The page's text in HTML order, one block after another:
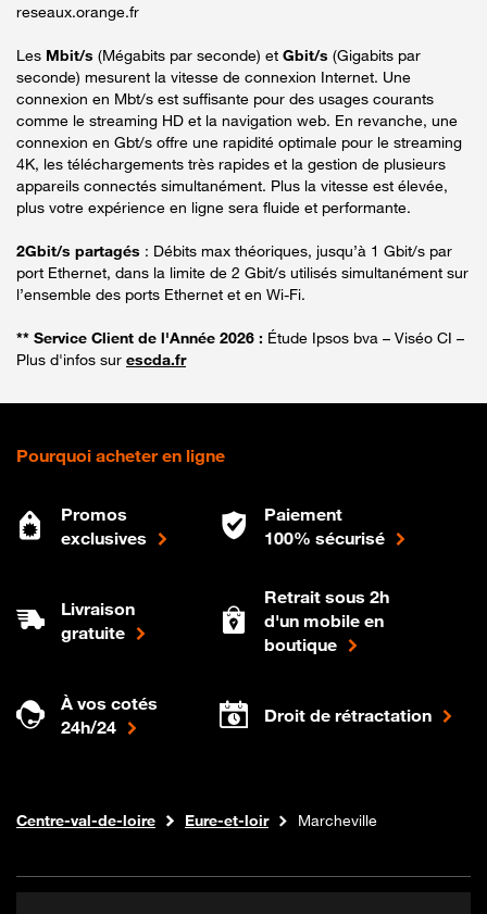
reseaux.orange.fr
Les Mbit/s (Mégabits par seconde) et Gbit/s (Gigabits par
seconde) mesurent la vitesse de connexion Internet. Une
connexion en Mbt/s est suffisante pour des usages courants
comme le streaming HD et la navigation web. En revanche, une
connexion en Gbt/s offre une rapidité optimale pour le streaming
4K, les téléchargements très rapides et la gestion de plusieurs
appareils connectés simultanément. Plus la vitesse est élevée,
plus votre expérience en ligne sera fluide et performante.
2Gbit/s partagés : Débits max théoriques, jusqu’à 1 Gbit/s par
port Ethernet, dans la limite de 2 Gbit/s utilisés simultanément sur
l’ensemble des ports Ethernet et en Wi-Fi.
** Service Client de l'Année 2026 : Étude Ipsos bva – Viséo CI –
Plus d'infos sur escda.fr
Pourquoi acheter en ligne
Promos
exclusives
Paiement
100% sécurisé
Livraison
gratuite
Retrait sous 2h
d'un mobile en
boutique
À vos cotés
24h/24
Droit de rétractation
Boutique Orange
Internet fibre
Centre-val-de-loire Eure-et-loir Marcheville